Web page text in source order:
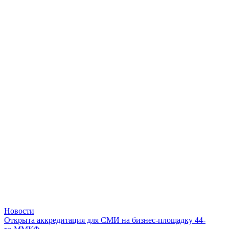
Новости
Открыта аккредитация для СМИ на бизнес-площадку 44-